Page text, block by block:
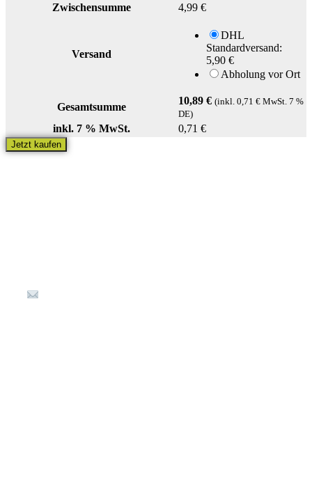
Zwischensumme 4,99 €
Versand
DHL
Standardversand:
5,90 €
Abholung vor Ort
Gesamtsumme
10,89 € (inkl. 0,71 € MwSt. 7 %
DE)
inkl. 7 % MwSt. 0,71 €
Jetzt kaufen